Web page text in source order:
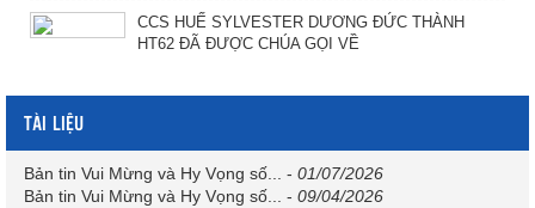
CCS HUẾ SYLVESTER DƯƠNG ĐỨC THÀNH
HT62 ĐÃ ĐƯỢC CHÚA GỌI VỀ
TÀI LIỆU
Bản tin Vui Mừng và Hy Vọng số... - 01/07/2026
Bản tin Vui Mừng và Hy Vọng số... - 09/04/2026